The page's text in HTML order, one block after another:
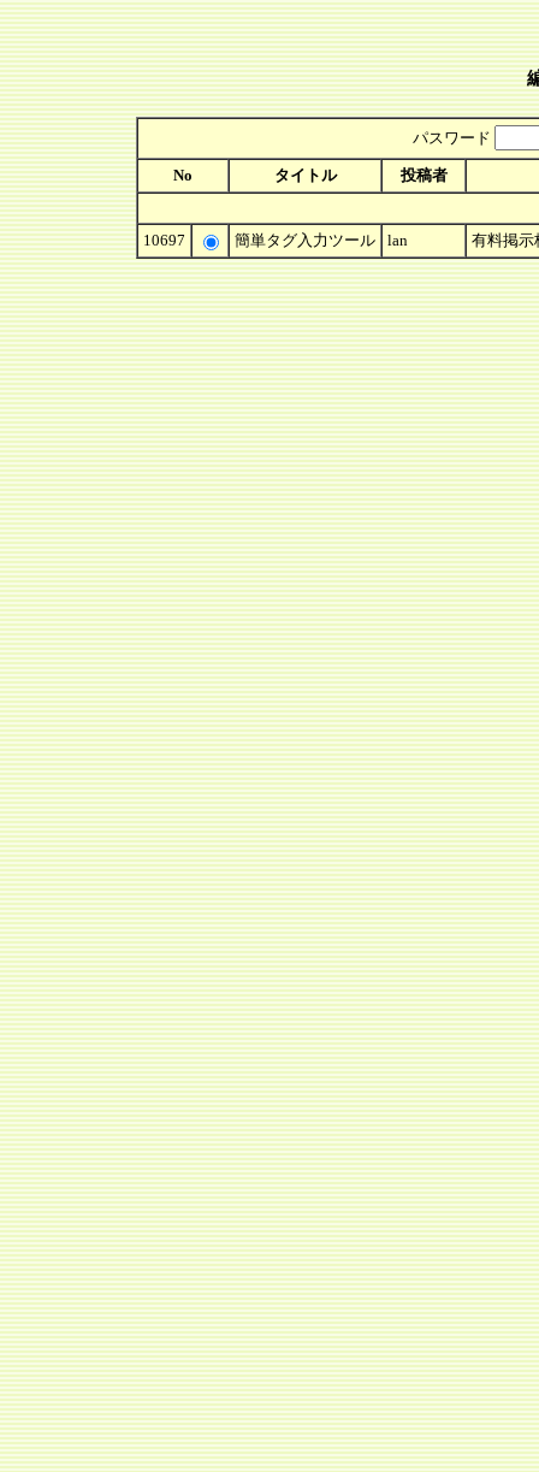
パスワード
No タイトル 投稿者
10697 簡単タグ入力ツール lan 有料掲示